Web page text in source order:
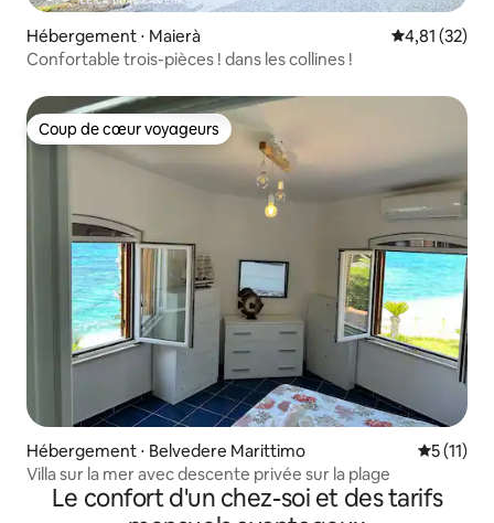
Hébergement ⋅ Maierà Évaluation
4,81 (32)
Confortable trois-pièces ! dans les collines !
Coup de cœur voyageurs
Coup de cœur voyageurs
Hébergement ⋅ Belvedere Marittimo
5 (11)
Villa sur la mer avec descente privée sur la plage
Le confort d'un chez-soi et des tarifs